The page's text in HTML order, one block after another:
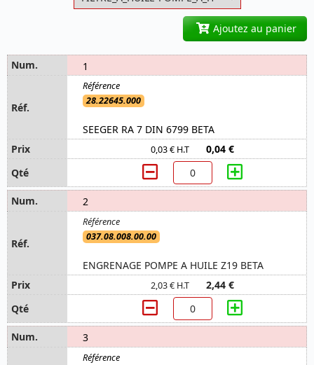
Ajoutez au panier
1
28.22645.000
SEEGER RA 7 DIN 6799 BETA
0,03 € H.T 0,04 €
2
037.08.008.00.00
ENGRENAGE POMPE A HUILE Z19 BETA
2,03 € H.T 2,44 €
3